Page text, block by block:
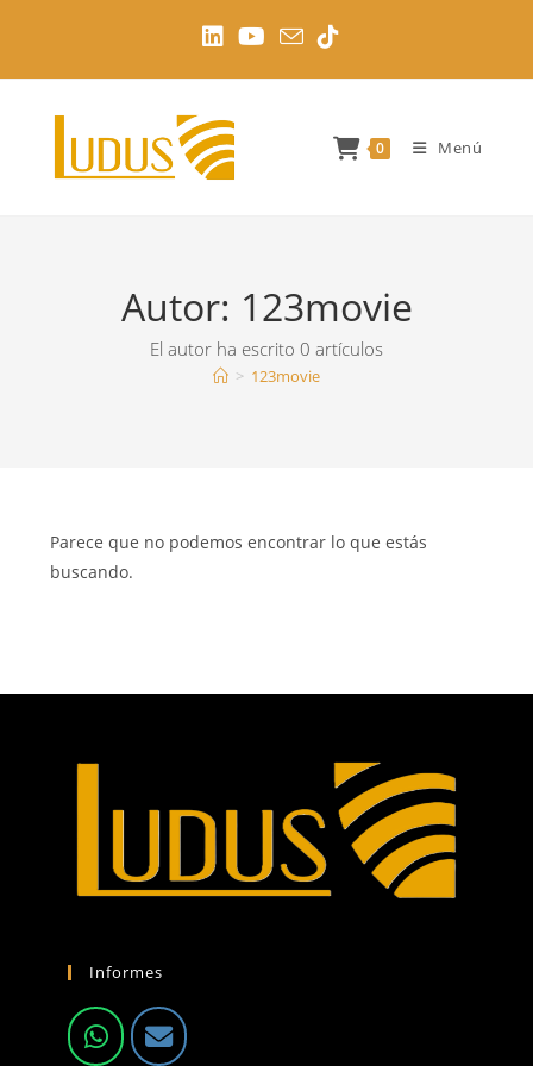
contenido
0 Menú
Autor: 123movie
El autor ha escrito 0 artículos
> 123movie
Parece que no podemos encontrar lo que estás
buscando.
Informes